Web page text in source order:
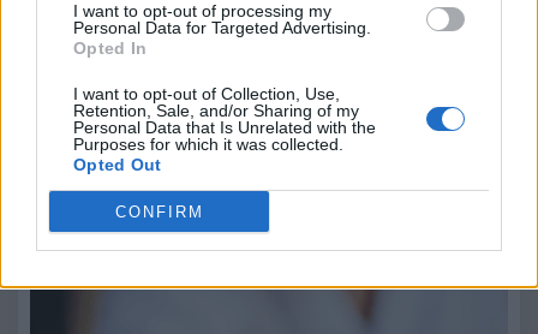
I want to opt-out of processing my
Personal Data for Targeted Advertising.
Opted In
I want to opt-out of Collection, Use,
Retention, Sale, and/or Sharing of my
Personal Data that Is Unrelated with the
Purposes for which it was collected.
Opted Out
CONFIRM
8 Agosto 2026
Seconda tappa del tour in Valle d'Aosta: la produzione della
Fontina DOP in alpeggio, la…
7Pines Resort Sardinia: due cene stellate con IYO